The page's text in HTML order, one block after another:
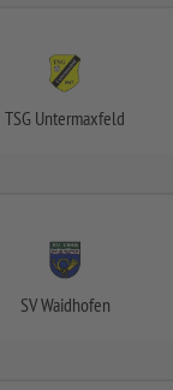
TSG Untermaxfeld
SV Waidhofen